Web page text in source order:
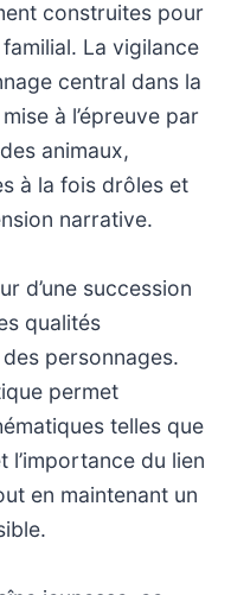
construites pour
familial. La vigilance
central dans la
à l’épreuve par
animaux,
à la fois drôles et
narrative.
d’une succession
qualités
personnages.
permet
telles que
l’importance du lien
en maintenant un